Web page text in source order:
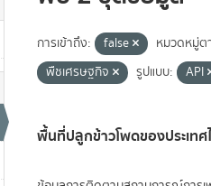
การเข้าถึง: false หมวดหมู่ต
พืชเศรษฐกิจ
รูปแบบ: API
พื้นที่ปลูกข้าวโพดของประเทศ